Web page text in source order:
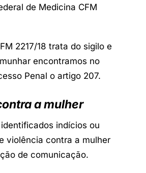
de Medicina CFM
2217/18 trata do sigilo e
encontramos no
Penal o artigo 207.
a mulher
indícios ou
violência contra a mulher
de comunicação.